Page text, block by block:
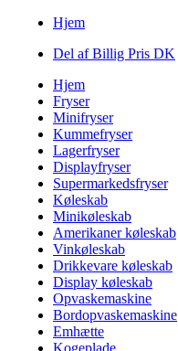
Hjem
Del af Billig Pris DK
Hjem
Fryser
Minifryser
Kummefryser
Lagerfryser
Displayfryser
Supermarkedsfryser
Køleskab
Minikøleskab
Amerikaner køleskab
Vinkøleskab
Drikkevare køleskab
Display køleskab
Opvaskemaskine
Bordopvaskemaskine
Emhætte
Kogeplade